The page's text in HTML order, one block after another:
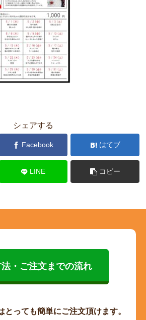
シェアする
Facebook はてブ
LINE コピー
・ご注文までの流れ
とっても簡単にご注文頂けます。